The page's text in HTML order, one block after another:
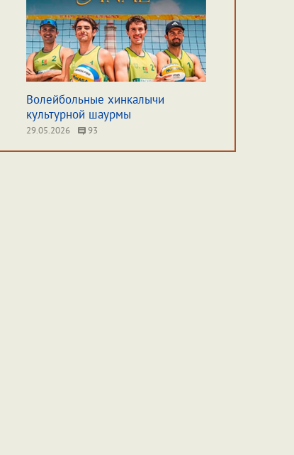
Волейбольные хинкалычи
культурной шаурмы
29.05.2026 93